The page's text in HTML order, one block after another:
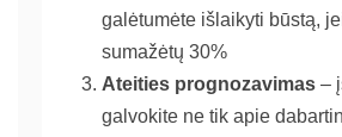
galėtumėte išlaikyti būstą,
sumažėtų 30%
Ateities prognozavimas –
galvokite ne tik apie